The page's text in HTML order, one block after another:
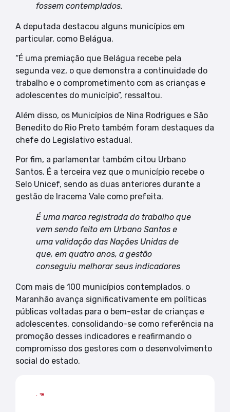
fossem contemplados.
A deputada destacou alguns municípios em
particular, como Belágua.
“É uma premiação que Belágua recebe pela
segunda vez, o que demonstra a continuidade do
trabalho e o comprometimento com as crianças e
adolescentes do município”, ressaltou.
Além disso, os Municípios de Nina Rodrigues e São
Benedito do Rio Preto também foram destaques da
chefe do Legislativo estadual.
Por fim, a parlamentar também citou Urbano
Santos. É a terceira vez que o município recebe o
Selo Unicef, sendo as duas anteriores durante a
gestão de Iracema Vale como prefeita.
É uma marca registrada do trabalho que
vem sendo feito em Urbano Santos e
uma validação das Nações Unidas de
que, em quatro anos, a gestão
conseguiu melhorar seus indicadores
Com mais de 100 municípios contemplados, o
Maranhão avança significativamente em políticas
públicas voltadas para o bem-estar de crianças e
adolescentes, consolidando-se como referência na
promoção desses indicadores e reafirmando o
compromisso dos gestores com o desenvolvimento
social do estado.